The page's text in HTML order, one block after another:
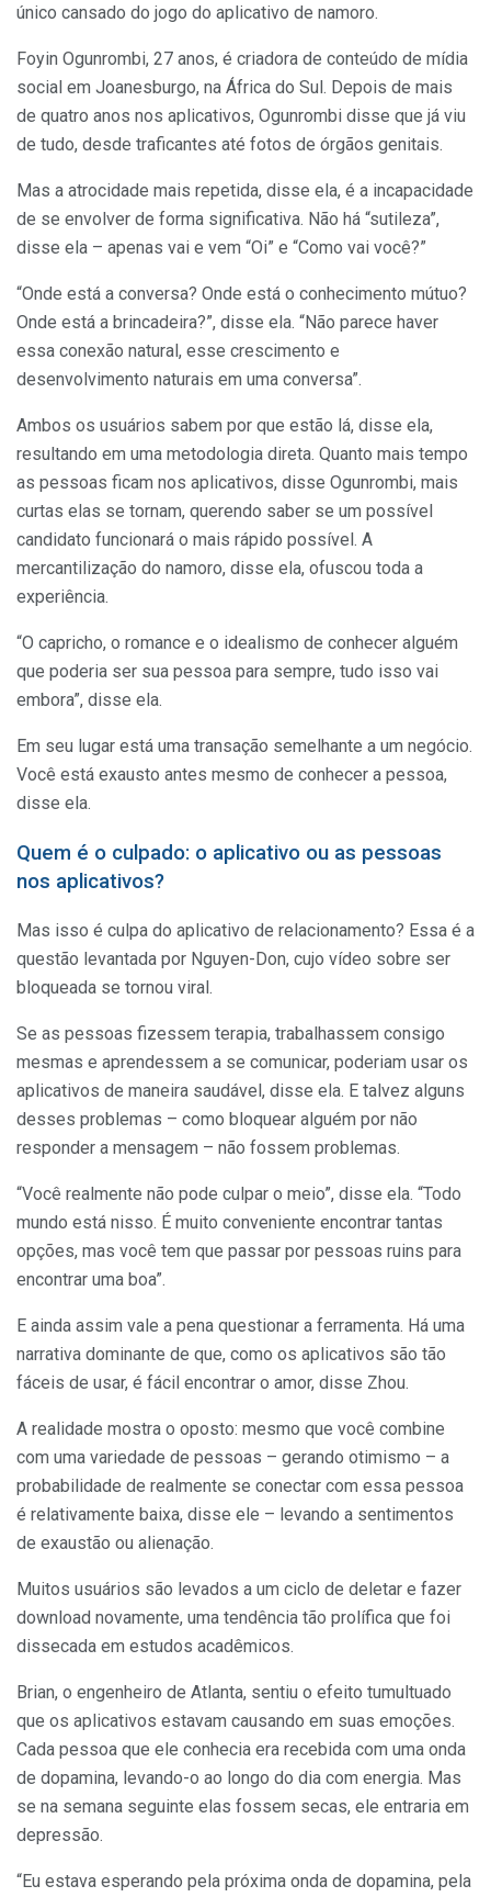
único cansado do jogo do aplicativo de namoro.
Foyin Ogunrombi, 27 anos, é criadora de conteúdo de mídia
social em Joanesburgo, na África do Sul. Depois de mais
de quatro anos nos aplicativos, Ogunrombi disse que já viu
de tudo, desde traficantes até fotos de órgãos genitais.
Mas a atrocidade mais repetida, disse ela, é a incapacidade
de se envolver de forma significativa. Não há “sutileza”,
disse ela – apenas vai e vem “Oi” e “Como vai você?”
“Onde está a conversa? Onde está o conhecimento mútuo?
Onde está a brincadeira?”, disse ela. “Não parece haver
essa conexão natural, esse crescimento e
desenvolvimento naturais em uma conversa”.
Ambos os usuários sabem por que estão lá, disse ela,
resultando em uma metodologia direta. Quanto mais tempo
as pessoas ficam nos aplicativos, disse Ogunrombi, mais
curtas elas se tornam, querendo saber se um possível
candidato funcionará o mais rápido possível. A
mercantilização do namoro, disse ela, ofuscou toda a
experiência.
“O capricho, o romance e o idealismo de conhecer alguém
que poderia ser sua pessoa para sempre, tudo isso vai
embora”, disse ela.
Em seu lugar está uma transação semelhante a um negócio.
Você está exausto antes mesmo de conhecer a pessoa,
disse ela.
Quem é o culpado: o aplicativo ou as pessoas
nos aplicativos?
Mas isso é culpa do aplicativo de relacionamento? Essa é a
questão levantada por Nguyen-Don, cujo vídeo sobre ser
bloqueada se tornou viral.
Se as pessoas fizessem terapia, trabalhassem consigo
mesmas e aprendessem a se comunicar, poderiam usar os
aplicativos de maneira saudável, disse ela. E talvez alguns
desses problemas – como bloquear alguém por não
responder a mensagem – não fossem problemas.
“Você realmente não pode culpar o meio”, disse ela. “Todo
mundo está nisso. É muito conveniente encontrar tantas
opções, mas você tem que passar por pessoas ruins para
encontrar uma boa”.
E ainda assim vale a pena questionar a ferramenta. Há uma
narrativa dominante de que, como os aplicativos são tão
fáceis de usar, é fácil encontrar o amor, disse Zhou.
A realidade mostra o oposto: mesmo que você combine
com uma variedade de pessoas – gerando otimismo – a
probabilidade de realmente se conectar com essa pessoa
é relativamente baixa, disse ele – levando a sentimentos
de exaustão ou alienação.
Muitos usuários são levados a um ciclo de deletar e fazer
download novamente, uma tendência tão prolífica que foi
dissecada em estudos acadêmicos.
Brian, o engenheiro de Atlanta, sentiu o efeito tumultuado
que os aplicativos estavam causando em suas emoções.
Cada pessoa que ele conhecia era recebida com uma onda
de dopamina, levando-o ao longo do dia com energia. Mas
se na semana seguinte elas fossem secas, ele entraria em
depressão.
“Eu estava esperando pela próxima onda de dopamina, pela